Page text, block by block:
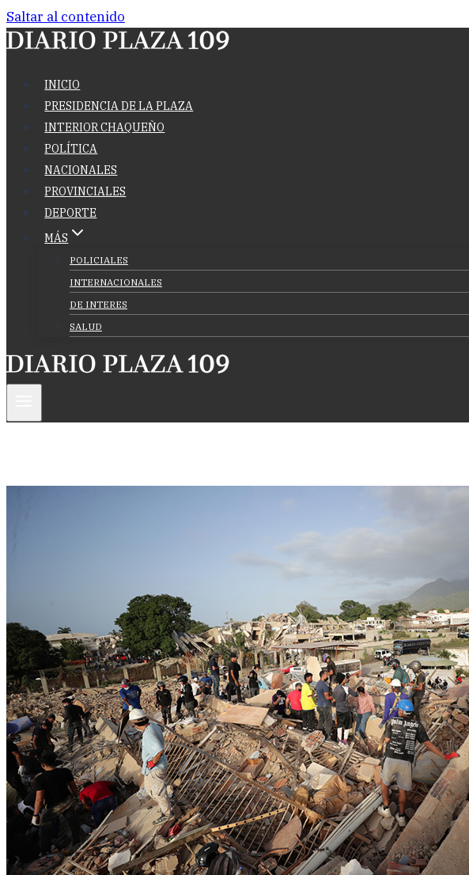
Saltar al contenido
INICIO
PRESIDENCIA DE LA PLAZA
INTERIOR CHAQUEÑO
POLÍTICA
NACIONALES
PROVINCIALES
DEPORTE
MÁS
POLICIALES
INTERNACIONALES
DE INTERES
SALUD